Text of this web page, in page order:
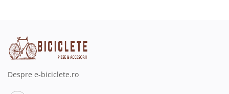
Despre e-biciclete.ro